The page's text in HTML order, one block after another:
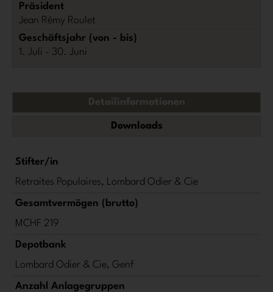
Detailinformationen
Downloads
Stifter/in
Retraites Populaires, Lombard Odier & Cie
Gesamtvermögen (brutto)
MCHF 219
Depotbank
Lombard Odier & Cie, Genf
Anzahl Anlagegruppen
Präsident
Jean Rémy Roulet
Geschäftsjahr (von - bis)
1. Juli - 30. Juni